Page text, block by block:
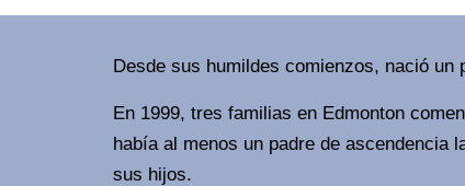
Desde sus humildes comienzos, nació un
En 1999, tres familias en Edmonton
había al menos un padre de
sus hijos.